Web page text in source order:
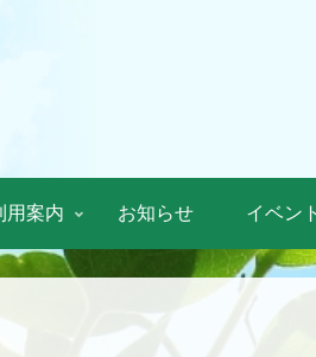
用案内 お知らせ イベン